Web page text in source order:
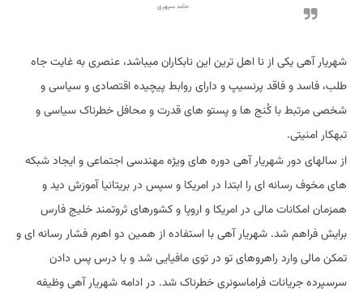
حامد سپهری
شهریار آهی یکی از نا اهل ترین این نابکاران میباشد، عنصری به غایت جاه
طلب، فاسد و فاقد پرنسیپ و دارای روابط پیچیده اقتصادی و سیاسی و
شخصی مرتبط با کُنج ها و پستو های قدرت و محافل خطرناک سیاسی و
تبهکار امنیتی.
از سالهای دور شهریار آهی دوره های ویژه مهندسی اجتماعی و ایجاد شبکه
های مخوف رسانه ای را ابتدا در امریکا و سپس در بریتانیا آموزش دید و
همزمان امکانات مالی در امریکا و اروپا و کشورهای ثروتمند خلیج فارس
برایش فراهم شد. شهریار آهی با استفاده از همین دو اهرم فشار رسانه ای و
تمکن مالی وارد راهروهای تو در توی مافیایی شد و با درس پس دادن
سرسپرده جریانات فراماسونری خطرناک شد. در ادامه شهریار آهی وظیفه